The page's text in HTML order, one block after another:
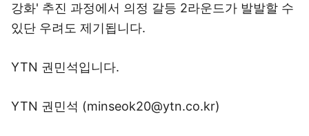
강화' 추진 과정에서 의정 갈등 2라운드가 발발할 수
있단 우려도 제기됩니다.
YTN 권민석입니다.
YTN 권민석 (minseok20@ytn.co.kr)